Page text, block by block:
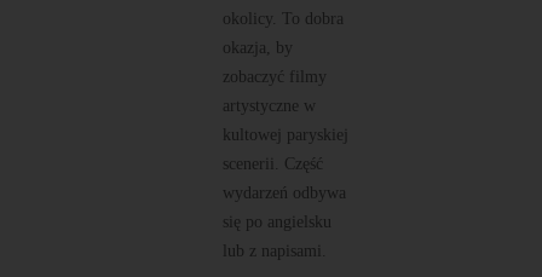
okolicy. To dobra
okazja, by
zobaczyć filmy
artystyczne w
kultowej paryskiej
scenerii. Część
wydarzeń odbywa
się po angielsku
lub z napisami.